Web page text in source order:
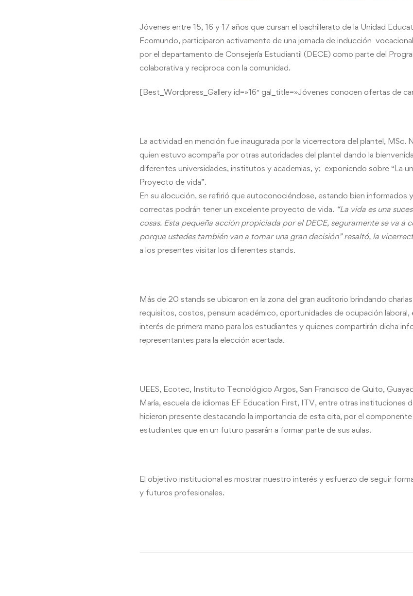
Jóvenes entre 15, 16 y 17 años que cursan el bachillerato de la Unidad
Ecomundo, participaron activamente de una jornada de inducción
por el departamento de Consejería Estudiantil (DECE) como parte del
colaborativa y recíproca con la comunidad.
[Best_Wordpress_Gallery id=»16″ gal_title=»Jóvenes conocen ofertas de
La actividad en mención fue inaugurada por la vicerrectora del plantel, MSc.
quien estuvo acompaña por otras autoridades del plantel dando la
diferentes universidades, institutos y academias, y; exponiendo sobre “La
Proyecto de vida”.
En su alocución, se refirió que autoconociéndose, estando bien informados
correctas podrán tener un excelente proyecto de vida. “La vida es una
cosas. Esta pequeña acción propiciada por el DECE, seguramente se va a
porque ustedes también van a tomar una gran decisión” resaltó, la
a los presentes visitar los diferentes stands.
Más de 20 stands se ubicaron en la zona del gran auditorio brindando
requisitos, costos, pensum académico, oportunidades de ocupación
interés de primera mano para los estudiantes y quienes compartirán dicha
representantes para la elección acertada.
UEES, Ecotec, Instituto Tecnológico Argos, San Francisco de Quito,
María, escuela de idiomas EF Education First, ITV, entre otras instituciones
hicieron presente destacando la importancia de esta cita, por el
estudiantes que en un futuro pasarán a formar parte de sus aulas.
El objetivo institucional es mostrar nuestro interés y esfuerzo de seguir
y futuros profesionales.